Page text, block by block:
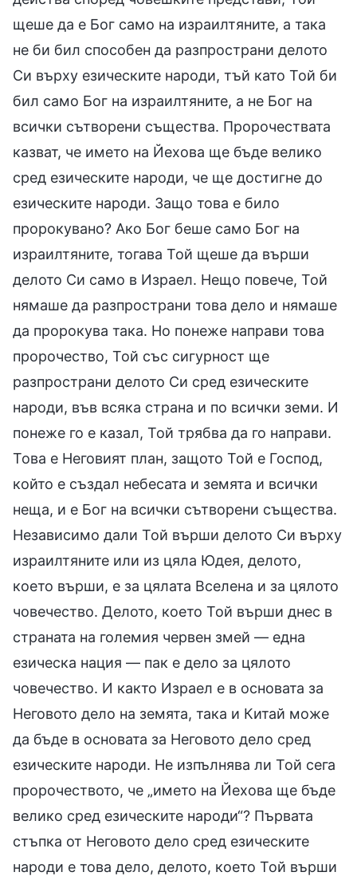
щеше да е Бог само на израилтяните, а така
не би бил способен да разпространи делото
Си върху езическите народи, тъй като Той би
бил само Бог на израилтяните, а не Бог на
всички сътворени същества. Пророчествата
казват, че името на Йехова ще бъде велико
сред езическите народи, че ще достигне до
езическите народи. Защо това е било
пророкувано? Ако Бог беше само Бог на
израилтяните, тогава Той щеше да върши
делото Си само в Израел. Нещо повече, Той
нямаше да разпространи това дело и нямаше
да пророкува така. Но понеже направи това
пророчество, Той със сигурност ще
разпространи делото Си сред езическите
народи, във всяка страна и по всички земи. И
понеже го е казал, Той трябва да го направи.
Това е Неговият план, защото Той е Господ,
който е създал небесата и земята и всички
неща, и е Бог на всички сътворени същества.
Независимо дали Той върши делото Си върху
израилтяните или из цяла Юдея, делото,
което върши, е за цялата Вселена и за цялото
човечество. Делото, което Той върши днес в
страната на големия червен змей — една
езическа нация — пак е дело за цялото
човечество. И както Израел е в основата за
Неговото дело на земята, така и Китай може
да бъде в основата за Неговото дело сред
езическите народи. Не изпълнява ли Той сега
пророчеството, че „името на Йехова ще бъде
велико сред езическите народи“? Първата
стъпка от Неговото дело сред езическите
народи е това дело, делото, което Той върши